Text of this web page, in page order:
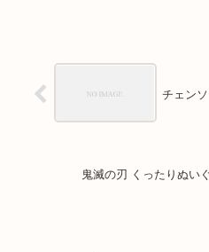
チェン
鬼滅の刃 くったりぬい